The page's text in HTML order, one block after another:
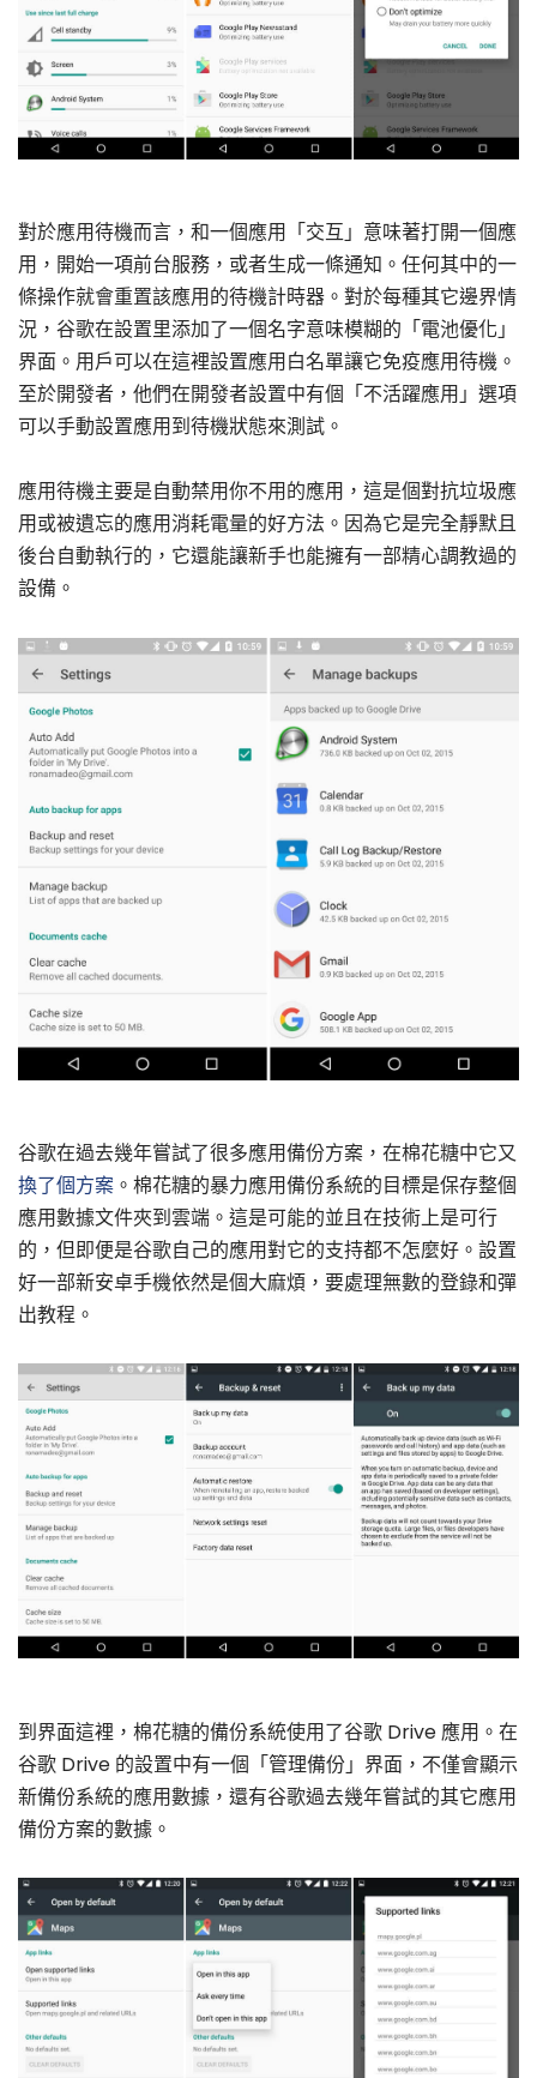
對於應用待機而言，和一個應用「交互」意味著打開一個應
用，開始一項前台服務，或者生成一條通知。任何其中的一
條操作就會重置該應用的待機計時器。對於每種其它邊界情
況，谷歌在設置里添加了一個名字意味模糊的「電池優化」
界面。用戶可以在這裡設置應用白名單讓它免疫應用待機。
至於開發者，他們在開發者設置中有個「不活躍應用」選項
可以手動設置應用到待機狀態來測試。
應用待機主要是自動禁用你不用的應用，這是個對抗垃圾應
用或被遺忘的應用消耗電量的好方法。因為它是完全靜默且
後台自動執行的，它還能讓新手也能擁有一部精心調教過的
設備。
谷歌在過去幾年嘗試了很多應用備份方案，在棉花糖中它又
換了個方案 。棉花糖的暴力應用備份系統的目標是保存整個
應用數據文件夾到雲端。這是可能的並且在技術上是可行
的，但即便是谷歌自己的應用對它的支持都不怎麼好。設置
好一部新安卓手機依然是個大麻煩，要處理無數的登錄和彈
出教程。
到界面這裡，棉花糖的備份系統使用了谷歌 Drive 應用。在
谷歌 Drive 的設置中有一個「管理備份」界面，不僅會顯示
新備份系統的應用數據，還有谷歌過去幾年嘗試的其它應用
備份方案的數據。